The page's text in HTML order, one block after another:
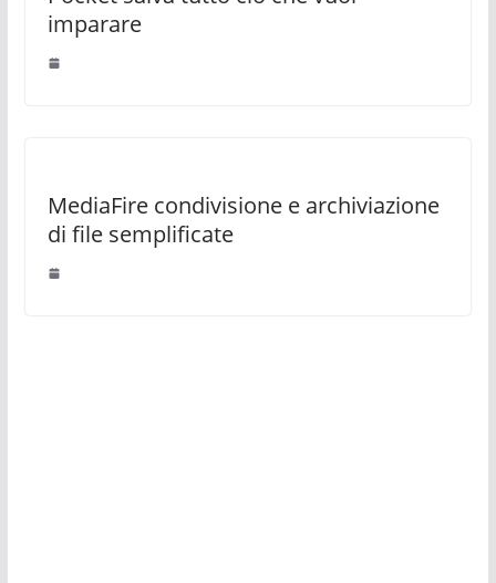
imparare
MediaFire condivisione e archiviazione
di file semplificate